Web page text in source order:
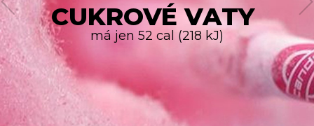
CUKROVÉ VATY
má jen 52 cal (218 kJ)